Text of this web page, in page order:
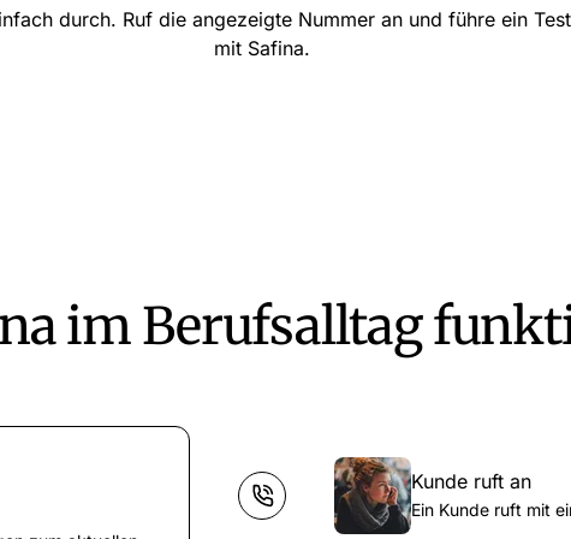
durch. Ruf die angezeigte Nummer an und führe ein
mit Safina.
im Berufsalltag
Kunde ruft an
Ein Kunde ruft mit